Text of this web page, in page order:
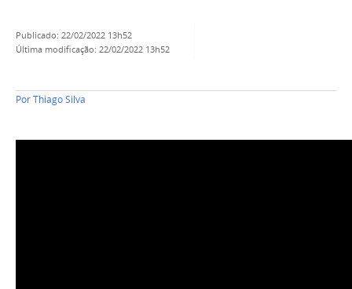
publicado: 22/02/2022 13h52
última modificação: 22/02/2022 13h52
PorThiago Silva